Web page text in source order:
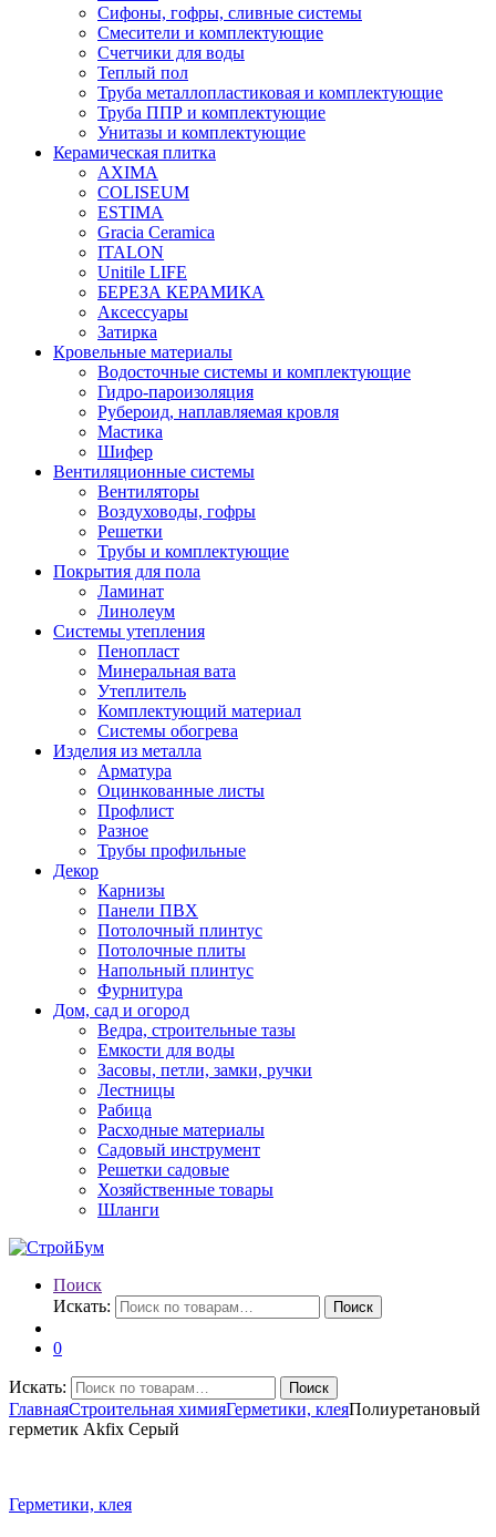
Сифоны, гофры, сливные системы
Смесители и комплектующие
Счетчики для воды
Теплый пол
Труба металлопластиковая и комплектующие
Труба ППР и комплектующие
Унитазы и комплектующие
Керамическая плитка
AXIMA
COLISEUM
ESTIMA
Gracia Ceramica
ITALON
Unitile LIFE
БЕРЕЗА КЕРАМИКА
Аксессуары
Затирка
Кровельные материалы
Водосточные системы и комплектующие
Гидро-пароизоляция
Рубероид, наплавляемая кровля
Мастика
Шифер
Вентиляционные системы
Вентиляторы
Воздуховоды, гофры
Решетки
Трубы и комплектующие
Покрытия для пола
Ламинат
Линолеум
Системы утепления
Пенопласт
Минеральная вата
Утеплитель
Комплектующий материал
Системы обогрева
Изделия из металла
Арматура
Оцинкованные листы
Профлист
Разное
Трубы профильные
Декор
Карнизы
Панели ПВХ
Потолочный плинтус
Потолочные плиты
Напольный плинтус
Фурнитура
Дом, сад и огород
Ведра, строительные тазы
Емкости для воды
Засовы, петли, замки, ручки
Лестницы
Рабица
Расходные материалы
Садовый инструмент
Решетки садовые
Хозяйственные товары
Шланги
Поиск
Искать:
Поиск
0
Искать: Поиск
ГлавнаяСтроительная химияГерметики, клеяПолиуретановый
герметик Akfix Серый
Герметики, клея